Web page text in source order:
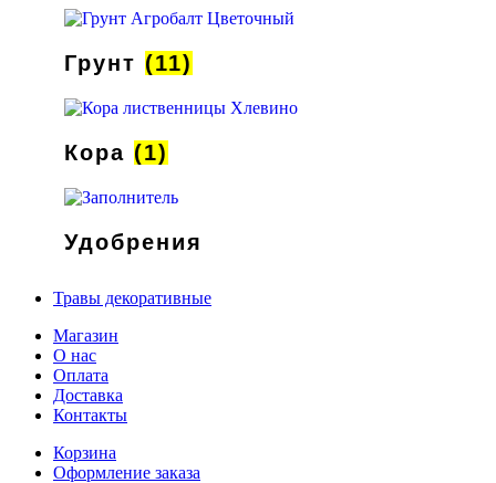
Грунт (11)
Кора (1)
Удобрения
Травы декоративные
Магазин
О нас
Оплата
Доставка
Контакты
Корзина
Оформление заказа